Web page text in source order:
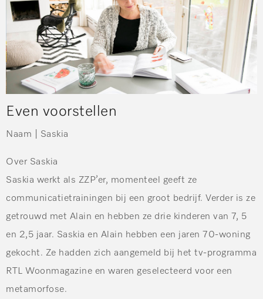
Even voorstellen
Naam | Saskia
Over Saskia
Saskia werkt als ZZP’er, momenteel geeft ze
communicatietrainingen bij een groot bedrijf. Verder is ze
getrouwd met Alain en hebben ze drie kinderen van 7, 5
en 2,5 jaar. Saskia en Alain hebben een jaren 70-woning
gekocht. Ze hadden zich aangemeld bij het tv-programma
RTL Woonmagazine en waren geselecteerd voor een
metamorfose.